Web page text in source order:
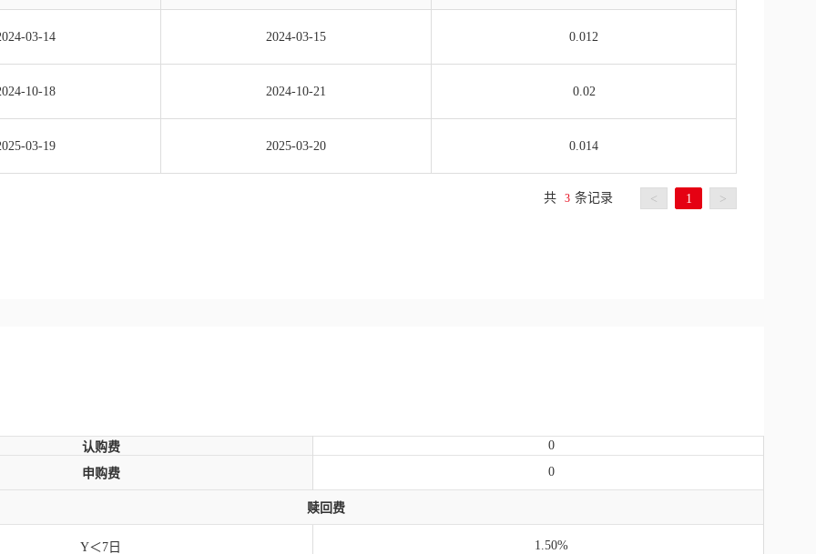
03-14 2024-03-15 0.012
10-18 2024-10-21 0.02
03-19 2025-03-20 0.014
共 3 条记录 < 1 >
认购费 0
申购费 0
赎回费
Y＜7日 1.50%